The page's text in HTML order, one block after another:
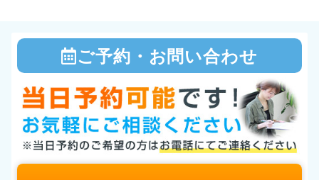
ご予約・お問い合わせ